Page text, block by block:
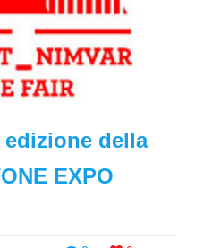
edizione della
EXPO